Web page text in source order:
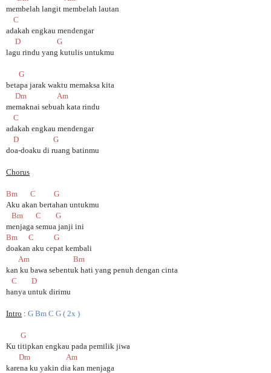
membelah langit membelah lautan
C
adakah engkau mendengar
D G
lagu rindu yang kutulis untukmu
G
betapa jarak waktu memaksa kita
Dm Am
memaknai sebuah kata rindu
C
adakah engkau mendengar
D G
doa-doaku di ruang batinmu
Chorus
Bm C G
Aku akan bertahan untukmu
Bm C G
menjaga semua janji ini
Bm C G
doakan aku cepat kembali
Am Bm
kan ku bawa sebentuk hati yang penuh dengan cinta
C D
hanya untuk dirimu
Intro : G Bm C G ( 2x )
G
Ku titipkan engkau pada pemilik jiwa
Dm Am
karena ku yakin dia kan menjaga